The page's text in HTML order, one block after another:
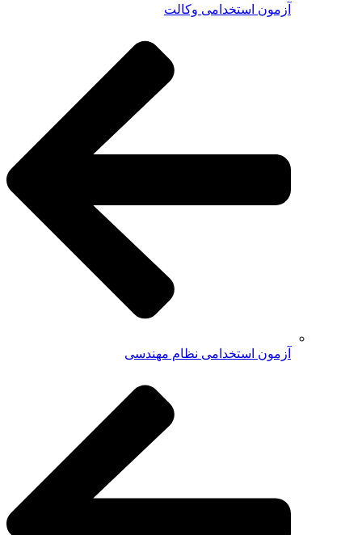
آزمون استخدامی وکالت
آزمون استخدامی نظام مهندسی